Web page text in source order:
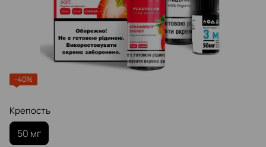
−40%
Крепость
50 мг